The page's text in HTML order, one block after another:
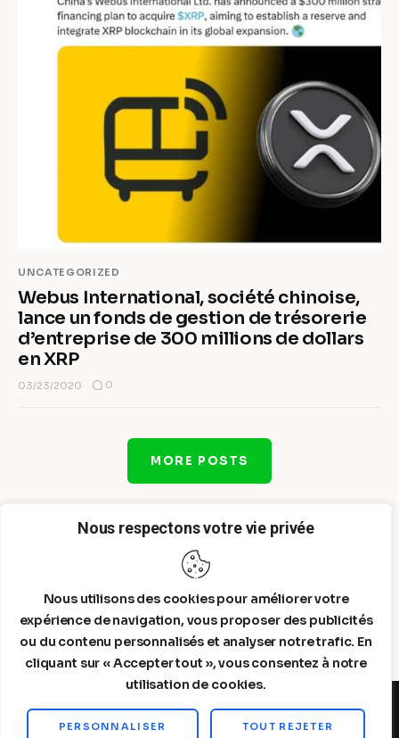
Nous respectons votre vie privée
Nous utilisons des cookies pour améliorer votre
expérience de navigation, vous proposer des publicités
ou du contenu personnalisés et analyser notre trafic. En
cliquant sur « Accepter tout », vous consentez à notre
utilisation de cookies.
PERSONNALISER TOUT REJETER
UNCATEGORIZED
Webus International, société chinoise,
lance un fonds de gestion de trésorerie
d’entreprise de 300 millions de dollars
en XRP
03/23/2020 0
MORE POSTS